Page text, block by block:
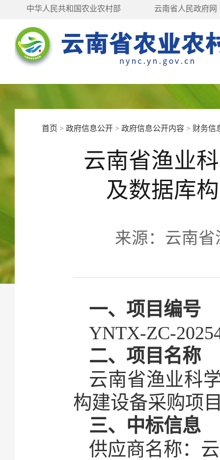
中华人民共和国农业农村部 云南省人民政府网
首页 >政府信息公开 >政府信息公开内容 > 财务信
云南省渔业
及数据库
来源：云南
一、项目编号
YNTX-ZC-
二、项目名称
云南省渔业科
构建设备采购项
三、中标信息
供应商名称：